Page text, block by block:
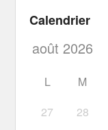
Calendrier
L M
27
28